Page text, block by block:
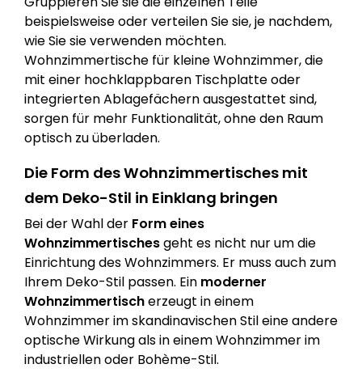
beispielsweise oder verteilen Sie sie, je nachdem,
wie Sie sie verwenden möchten.
Wohnzimmertische für kleine Wohnzimmer, die
mit einer hochklappbaren Tischplatte oder
integrierten Ablagefächern ausgestattet sind,
sorgen für mehr Funktionalität, ohne den Raum
optisch zu überladen.
Die Form des Wohnzimmertisches mit
dem Deko-Stil in Einklang bringen
Bei der Wahl der Form eines
Wohnzimmertischesgeht es nicht nur um die
Einrichtung des Wohnzimmers. Er muss auch zum
Ihrem Deko-Stil passen. Ein moderner
Wohnzimmertischerzeugt in einem
Wohnzimmer im skandinavischen Stil eine andere
optische Wirkung als in einem Wohnzimmer im
industriellen oder Bohème-Stil.